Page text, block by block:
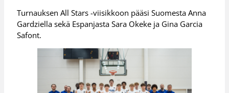
Turnauksen All Stars -viisikkoon pääsi Suomesta Anna
Gardziella sekä Espanjasta Sara Okeke ja Gina Garcia
Safont.